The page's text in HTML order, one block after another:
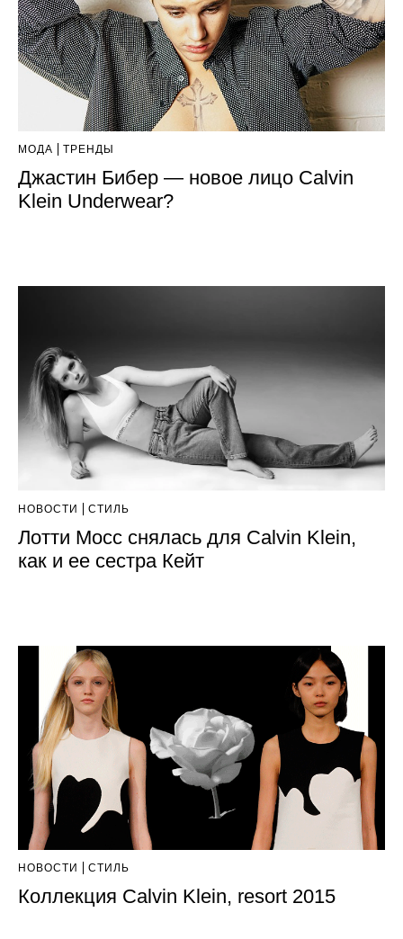
МОДА ТРЕНДЫ
Джастин Бибер — новое лицо Calvin
Klein Underwear?
НОВОСТИ СТИЛЬ
Лотти Мосс снялась для Calvin Klein,
как и ее сестра Кейт
НОВОСТИ СТИЛЬ
Коллекция Calvin Klein, resort 2015